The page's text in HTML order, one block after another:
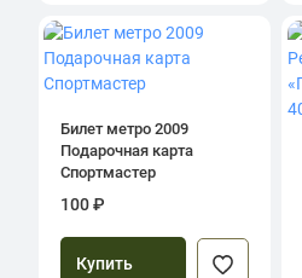
Билет метро 2009
Подарочная карта
Спортмастер
100 ₽
Купить